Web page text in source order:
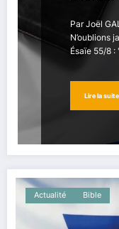
Par Joël
N’oublions
Ésaïe 55/8
Lire la suite
Actualité Bible